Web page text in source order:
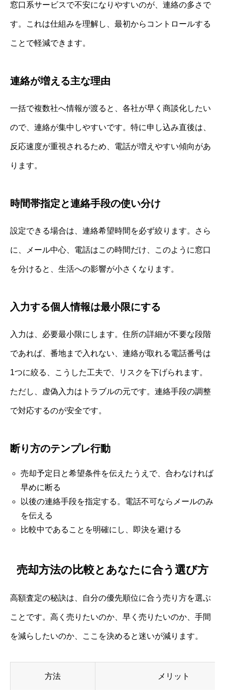
窓口系サービスで不安になりやすいのが、連絡の多さで
す。これは仕組みを理解し、最初からコントロールする
ことで軽減できます。
連絡が増える主な理由
一括で複数社へ情報が渡ると、各社が早く商談化したい
ので、連絡が集中しやすいです。特に申し込み直後は、
反応速度が重視されるため、電話が増えやすい傾向があ
ります。
時間帯指定と連絡手段の使い分け
設定できる場合は、連絡希望時間を必ず絞ります。さら
に、メール中心、電話はこの時間だけ、このように窓口
を分けると、生活への影響が小さくなります。
入力する個人情報は最小限にする
入力は、必要最小限にします。住所の詳細が不要な段階
であれば、番地まで入れない、連絡が取れる電話番号は
1つに絞る、こうした工夫で、リスクを下げられます。
ただし、虚偽入力はトラブルの元です。連絡手段の調整
で対応するのが安全です。
断り方のテンプレ行動
売却予定日と希望条件を伝えたうえで、合わなければ
早めに断る
以後の連絡手段を指定する。電話不可ならメールのみ
を伝える
比較中であることを明確にし、即決を避ける
売却方法の比較とあなたに合う選び方
高額査定の秘訣は、自分の優先順位に合う売り方を選ぶ
ことです。高く売りたいのか、早く売りたいのか、手間
を減らしたいのか、ここを決めると迷いが減ります。
方法 メリット